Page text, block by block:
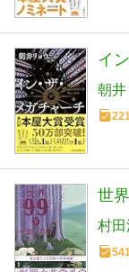
イ
朝井
世
村田